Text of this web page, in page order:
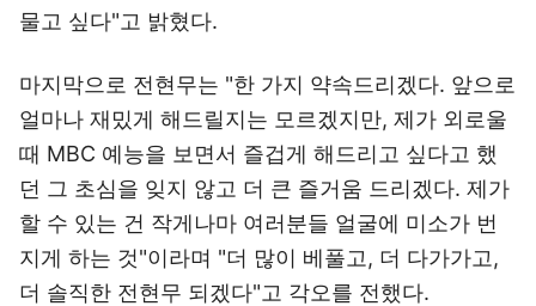
물고 싶다"고 밝혔다.
마지막으로 전현무는 "한 가지 약속드리겠다. 앞으로
얼마나 재밌게 해드릴지는 모르겠지만, 제가 외로울
때 MBC 예능을 보면서 즐겁게 해드리고 싶다고 했
던 그 초심을 잊지 않고 더 큰 즐거움 드리겠다. 제가
할 수 있는 건 작게나마 여러분들 얼굴에 미소가 번
지게 하는 것"이라며 "더 많이 베풀고, 더 다가가고,
더 솔직한 전현무 되겠다"고 각오를 전했다.